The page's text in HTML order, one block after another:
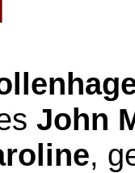
John
,